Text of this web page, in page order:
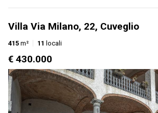
Villa Via Milano, 22, Cuveglio
415 m² 11 locali
€ 430.000